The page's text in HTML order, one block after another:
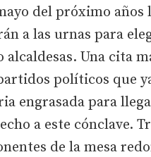
del próximo años
a las urnas para
alcaldesas. Una cita
políticos que
engrasada para
a este cónclave.
de la mesa